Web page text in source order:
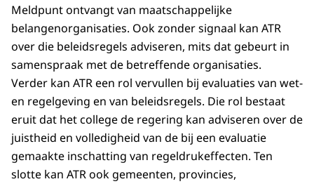
Meldpunt ontvangt van maatschappelijke
belangenorganisaties. Ook zonder signaal kan ATR
over die beleidsregels adviseren, mits dat gebeurt in
samenspraak met de betreffende organisaties.
Verder kan ATR een rol vervullen bij evaluaties van wet-
en regelgeving en van beleidsregels. Die rol bestaat
eruit dat het college de regering kan adviseren over de
juistheid en volledigheid van de bij een evaluatie
gemaakte inschatting van regeldrukeffecten. Ten
slotte kan ATR ook gemeenten, provincies,